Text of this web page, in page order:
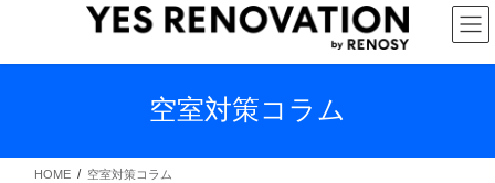
空室対策コラム
HOME
空室対策コラム